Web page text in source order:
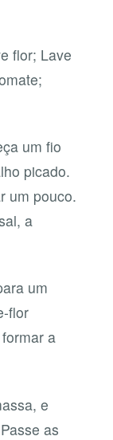
flor; Lave
um fio
picado.
um pouco.
a
um
flor
a
e
as